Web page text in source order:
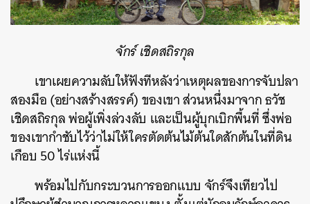
จักร์ เชิดสถิรกุล
เขาเผยความลับให้ฟังทีหลังว่าเหตุผลของการจับปลา
สองมือ (อย่างสร้างสรรค์) ของเขา ส่วนหนึ่งมาจาก ธวัช
เชิดสถิรกุล พ่อผู้เพิ่งล่วงลับ และเป็นผู้บุกเบิกพื้นที่ ซึ่งพ่อ
ของเขากำชับไว้ว่าไม่ให้ใครตัดต้นไม้ต้นใดสักต้นในที่ดิน
เกือบ 50 ไร่แห่งนี้
พร้อมไปกับกระบวนการออกแบบ จักร์จึงเทียวไป